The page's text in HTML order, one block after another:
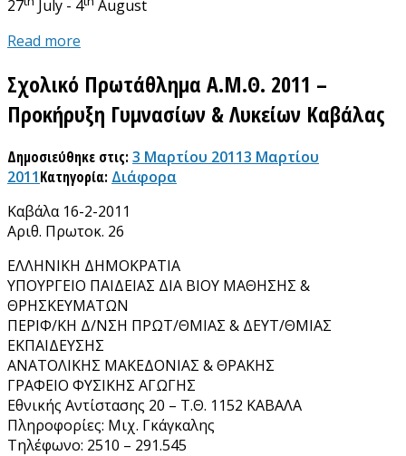
27
July - 4
August
Read more
Σχολικό Πρωτάθλημα Α.Μ.Θ. 2011 –
Προκήρυξη Γυμνασίων & Λυκείων Καβάλας
Δημοσιεύθηκε στις:3 Μαρτίου 20113 Μαρτίου
2011Κατηγορία: Διάφορα
Καβάλα 16-2-2011
Αριθ. Πρωτοκ. 26
ΕΛΛΗΝΙΚΗ ΔΗΜΟΚΡΑΤΙΑ
ΥΠΟΥΡΓΕΙΟ ΠΑΙΔΕΙΑΣ ΔΙΑ ΒΙΟΥ ΜΑΘΗΣΗΣ &
ΘΡΗΣΚΕΥΜΑΤΩΝ
ΠΕΡΙΦ/ΚΗ Δ/ΝΣΗ ΠΡΩΤ/ΘΜΙΑΣ & ΔΕΥΤ/ΘΜΙΑΣ
ΕΚΠΑΙΔΕΥΣΗΣ
ΑΝΑΤΟΛΙΚΗΣ ΜΑΚΕΔΟΝΙΑΣ & ΘΡΑΚΗΣ
ΓΡΑΦΕΙΟ ΦΥΣΙΚΗΣ ΑΓΩΓΗΣ
Εθνικής Αντίστασης 20 – Τ.Θ. 1152 ΚΑΒΑΛΑ
Πληροφορίες: Μιχ. Γκάγκαλης
Τηλέφωνο: 2510 – 291.545